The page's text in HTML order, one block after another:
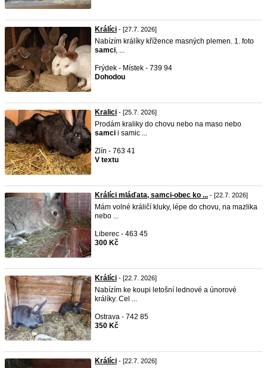
Králíci - [27.7. 2026]
Nabízím králíky křížence masných plemen. 1. foto
samci, ...
Frýdek - Místek - 739 94
Dohodou
Kralici - [25.7. 2026]
Prodám kraliky do chovu nebo na maso nebo
samci i samic ...
Zlín - 763 41
V textu
Králíci mláďata, samci-obec ko ... - [22.7. 2026]
Mám volné králičí kluky, lépe do chovu, na mazlika
nebo ...
Liberec - 463 45
300 Kč
Králíci - [22.7. 2026]
Nabízím ke koupi letošní lednové a únorové
králíky. Cel ...
Ostrava - 742 85
350 Kč
Králíci - [22.7. 2026]